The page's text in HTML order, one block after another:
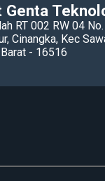
Genta
RT 002 RW 04
Cinangka, Kec
- 16516